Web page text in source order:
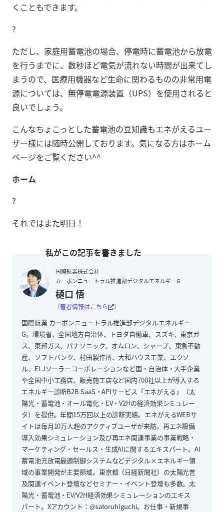
くこともできます。
?
ただし、家庭用蓄電池の場合、停電時に蓄電池から放電
を行うまでに、数秒ほど電気が流れない時間が出来てし
まうので、医療用機器など生命に関わるものの非常用電
源については、無停電電源装置（UPS）を使用されると
良いでしょう。
こんなちょこっとした蓄電池の豆知識もエネがえるユー
ザー様には随時公開しております。気になる方はホーム
ページをご覧ください^^
ホーム
?
それではまた明日！
国際航業株式会社
カーボンニュートラル推進部デジタルエネルギーG
樋口 悟
（著者情報はこちら ）
国際航業 カーボンニュートラル推進部デジタルエネルギー
G。環境省、全国地方自治体、トヨタ自働車、スズキ、東京ガ
ス、東邦ガス、パナソニック、オムロン、シャープ、東急不動
産、ソフトバンク、村田製作所、大和ハウス工業、エクソ
ル、ELJソーラーコーポレーションなど国・自治体・大手企業
や全国中小工務店、販売施工店など国内700社以上が導入する
エネルギー診断B2B SaaS・APIサービス「エネがえる」（太
陽光・蓄電池・オール電化・EV・V2Hの経済効果シミュレー
タ）を提供。年間15万回以上の診断実績。エネがえるWEBサ
イトは毎月10万人超のアクティブユーザが来訪。再エネ設備
導入効果シミュレーション及び再エネ関連事業の事業戦略・
マーケティング・セールス・生成AIに関するエキスパート。AI
蓄電池充放電最適制御システムなどデジタル×エネルギー領
域の事業開発が主要領域。東京都（日経新聞社）の太陽光普
及関連イベント登壇などセミナー・イベント登壇も多数。太
陽光・蓄電池・EV/V2H経済効果シミュレーションのエキス
パート。Xアカウント：@satoruhiguchi。お仕事・新規事